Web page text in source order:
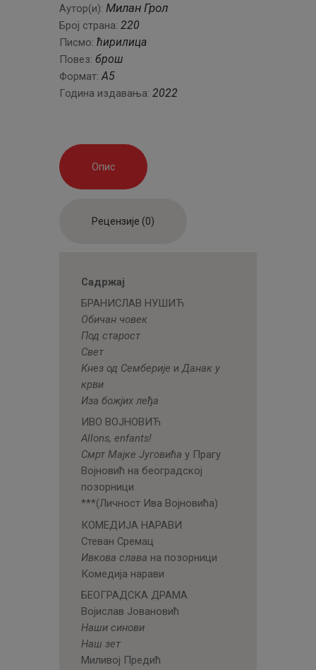
Аутор(и): Милан Грол
Број страна: 220
Писмо: ћирилица
Повез: брош
Формат:А5
Година издавања: 2022
Опис
Рецензије (0)
Садржај
БРАНИСЛАВ НУШИЋ
Обичан човек
Под старост
Свет
Кнез од Семберије и Данак у
крви
Иза божјих леђа
ИВО ВОЈНОВИЋ
Allons, enfants!
Смрт Мајке Југовића у Прагу
Војновић на београдској
позорници
***(Личност Ива Војновића)
КОМЕДИЈА НАРАВИ
Стеван Сремац
Ивкова слава на позорници
Комедија нарави
БЕОГРАДСКА ДРАМА
Војислав Јовановић
Наши синови
Наш зет
Миливој Предић